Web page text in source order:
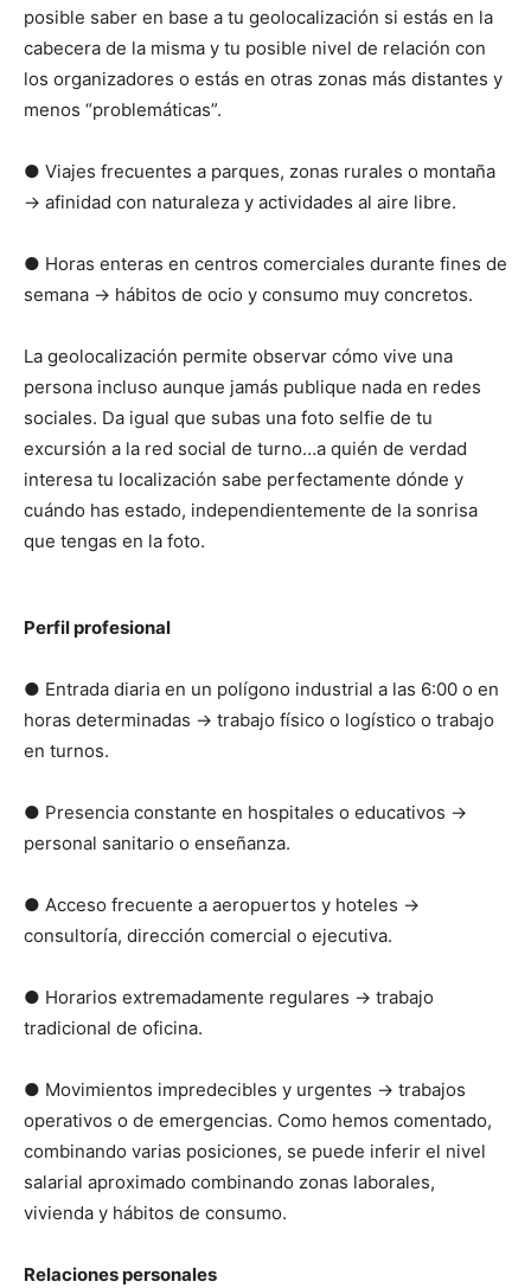
posible saber en base a tu geolocalización si estás en la
cabecera de la misma y tu posible nivel de relación con
los organizadores o estás en otras zonas más distantes y
menos “problemáticas”.
● Viajes frecuentes a parques, zonas rurales o montaña
→ afinidad con naturaleza y actividades al aire libre.
● Horas enteras en centros comerciales durante fines de
semana → hábitos de ocio y consumo muy concretos.
La geolocalización permite observar cómo vive una
persona incluso aunque jamás publique nada en redes
sociales. Da igual que subas una foto selfie de tu
excursión a la red social de turno…a quién de verdad
interesa tu localización sabe perfectamente dónde y
cuándo has estado, independientemente de la sonrisa
que tengas en la foto.
Perfil profesional
● Entrada diaria en un polígono industrial a las 6:00 o en
horas determinadas → trabajo físico o logístico o trabajo
en turnos.
● Presencia constante en hospitales o educativos →
personal sanitario o enseñanza.
● Acceso frecuente a aeropuertos y hoteles →
consultoría, dirección comercial o ejecutiva.
● Horarios extremadamente regulares → trabajo
tradicional de oficina.
● Movimientos impredecibles y urgentes → trabajos
operativos o de emergencias. Como hemos comentado,
combinando varias posiciones, se puede inferir el nivel
salarial aproximado combinando zonas laborales,
vivienda y hábitos de consumo.
Relaciones personales